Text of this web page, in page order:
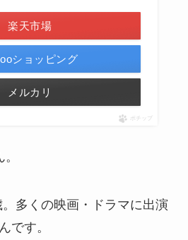
楽天市場
ショッピング
メルカリ
ポチップ
多くの映画・ドラマに出演
です。